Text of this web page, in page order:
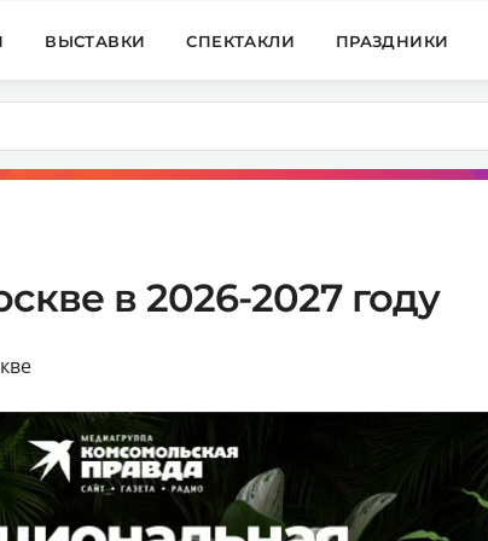
ВЫСТАВКИ СПЕКТАКЛИ ПРАЗДНИКИ
в 2026-2027 году